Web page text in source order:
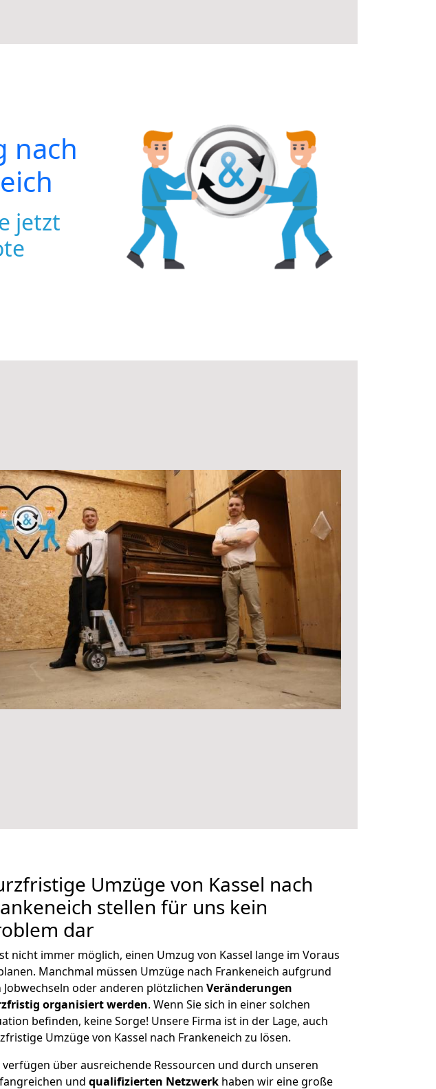
nach
jetzt
Umzüge von Kassel nach
stellen für uns kein
dar
nicht immer möglich, einen Umzug von Kassel lange im Voraus
Manchmal müssen Umzüge nach Frankeneich aufgrund
Jobwechseln oder anderen plötzlichen Veränderungen
organisiert werden. Wenn Sie sich in einer solchen
befinden, keine Sorge! Unsere Firma ist in der Lage, auch
Umzüge von Kassel nach Frankeneich zu lösen.
verfügen über ausreichende Ressourcen und durch unseren
und qualifizierten Netzwerk haben wir eine große